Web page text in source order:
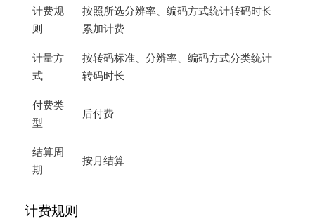
计费规
则
按照所选分辨率、编码方式统计转码时长
累加计费
计量方
式
按转码标准、分辨率、编码方式分类统计
转码时长
付费类
型
后付费
结算周
期
按月结算
计费规则